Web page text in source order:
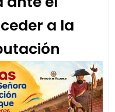
a la